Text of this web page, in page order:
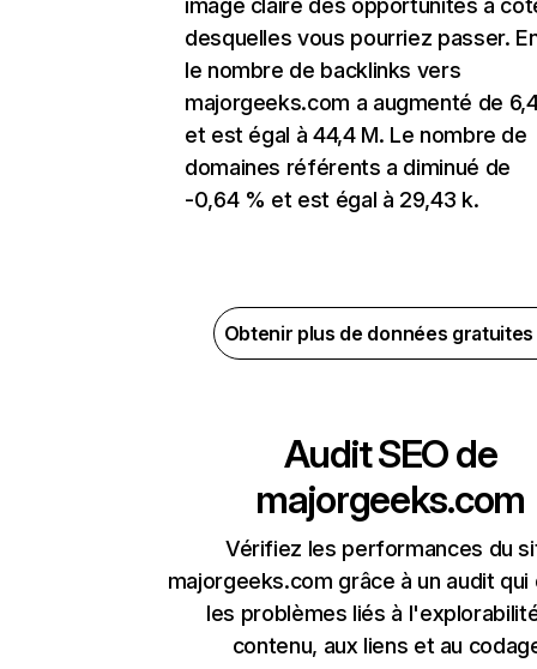
image claire des opportunités à
desquelles vous pourriez passer.
le nombre de backlinks vers
majorgeeks.com a augmenté de
et est égal à 44,4 M. Le nombre de
domaines référents a diminué de
-0,64 % et est égal à 29,43 k.
Obtenir plus de données
Audit SEO de
majorgeeks.com
Vérifiez les performances du
majorgeeks.com grâce à un audit
les problèmes liés à
contenu, aux liens et au